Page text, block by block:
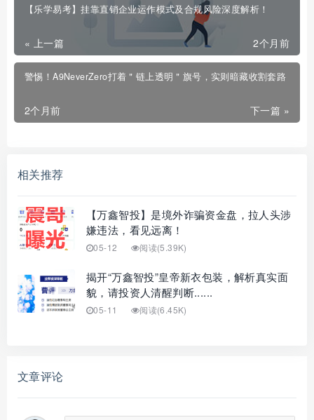
【乐学易考】挂靠直销企业运作模式及合规风险深度解析！
« 上一篇 2个月前
警惕！A9NeverZero打着＂链上透明＂旗号，实则暗藏收割套路
下一篇 »
2个月前
相关推荐
【万鑫智投】是境外诈骗资金盘，拉人头涉
嫌违法，看见远离！
05-12 阅读(5.39K)
揭开“万鑫智投”皇帝新衣包装，解析真实面
貌，请投资人清醒判断......
05-11 阅读(6.45K)
文章评论